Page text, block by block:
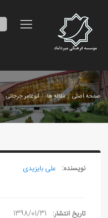
صفحه اصلی مقاله ها ابوعامر جرجانی
نویسنده: علی بایزیدی
تاریخ انتشار: 1398/01/31